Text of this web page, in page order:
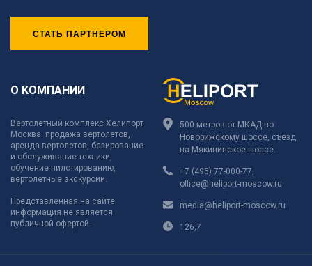
СТАТЬ ПАРТНЕРОМ
О КОМПАНИИ
Вертолетный комплекс Хелипорт
Москва: продажа вертолетов,
аренда вертолетов, базирование
и обслуживание техники,
обучение пилотированию,
вертолетные экскурсии.
Представленная на сайте
информация не является
публичной офертой.
500 метров от МКАД по
Новорижскому шоссе, съезд
на Мякининское шоссе.
+7 (495) 77-000-77
office@heliport-moscow.ru
media@heliport-moscow.ru
126,7